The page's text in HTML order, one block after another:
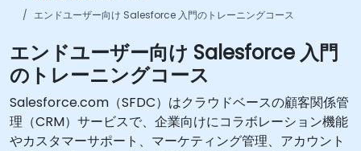
エンドユーザー向け Salesforce 入門のトレーニングコース
エンドユーザー向け Salesforce 入門
のトレーニングコース
Salesforce.com（SFDC）はクラウドベースの顧客関係管
理（CRM）サービスで、企業向けにコラボレーション機能
やカスタマーサポート、マーケティング管理、アカウント